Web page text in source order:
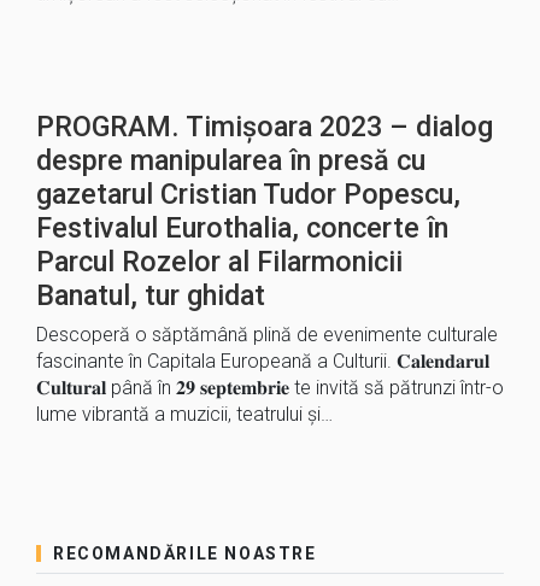
PROGRAM. Timișoara 2023 – dialog
despre manipularea în presă cu
gazetarul Cristian Tudor Popescu,
Festivalul Eurothalia, concerte în
Parcul Rozelor al Filarmonicii
Banatul, tur ghidat
Descoperă o săptămână plină de evenimente culturale
fascinante în Capitala Europeană a Culturii. 𝐂𝐚𝐥𝐞𝐧𝐝𝐚𝐫𝐮𝐥
𝐂𝐮𝐥𝐭𝐮𝐫𝐚𝐥 până în 𝟐𝟗 𝐬𝐞𝐩𝐭𝐞𝐦𝐛𝐫𝐢𝐞 te invită să pătrunzi într-o
lume vibrantă a muzicii, teatrului și…
RECOMANDĂRILE NOASTRE